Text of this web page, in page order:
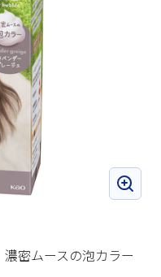
密ムースの泡カラー